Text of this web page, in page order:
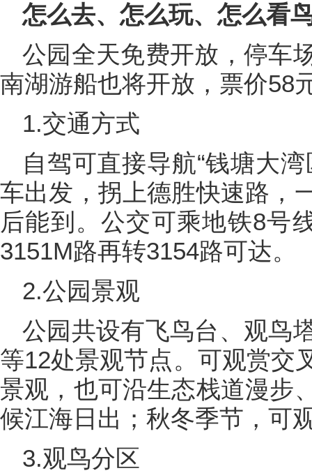
怎么去、怎么玩、怎么看
公园全天免费开放，停车
南湖游船也将开放，票价58
1.交通方式
自驾可直接导航“钱塘大
车出发，拐上德胜快速路，
后能到。公交可乘地铁8号
3151M路再转3154路可达。
2.公园景观
公园共设有飞鸟台、观鸟
等12处景观节点。可观赏交
景观，也可沿生态栈道漫步
候江海日出；秋冬季节，可
3.观鸟分区